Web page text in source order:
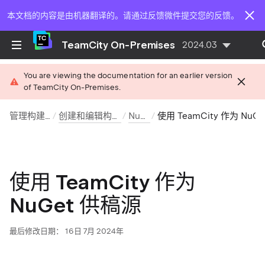
本文档的内容是由机器翻译的。请通过反馈微件提交您的反馈。
TeamCity On-Premises 2024.03
You are viewing the documentation for an earlier version
of TeamCity On-Premises.
管理构建配置 创建和编辑构建配置 NuGet
使用 TeamCity 作为
NuGet 供稿源
最后修改日期： 16日 7月 2024年